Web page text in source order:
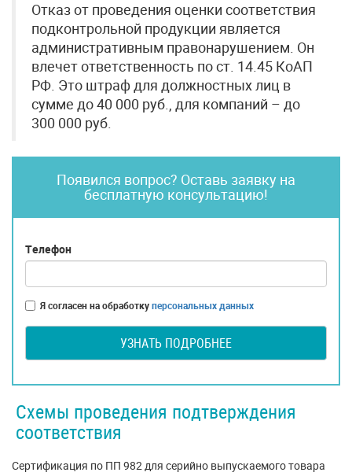
Отказ от проведения оценки соответствия
подконтрольной продукции является
административным правонарушением. Он
влечет ответственность по ст. 14.45 КоАП
РФ. Это штраф для должностных лиц в
сумме до 40 000 руб., для компаний – до
300 000 руб.
Появился вопрос? Оставь заявку на
бесплатную консультацию!
Телефон
Я согласен на обработкуперсональных данных
УЗНАТЬ ПОДРОБНЕЕ
Схемы проведения подтверждения
соответствия
Сертификация по ПП 982 для серийно выпускаемого товара